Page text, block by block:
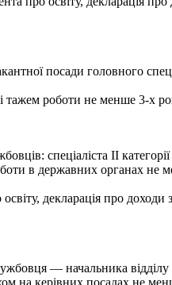
посади головного
тажем роботи не менше 3-х
спеціаліста ІІ категорії
в державних органах не
декларація про доходи
— начальника відділу
на керівних посадах не